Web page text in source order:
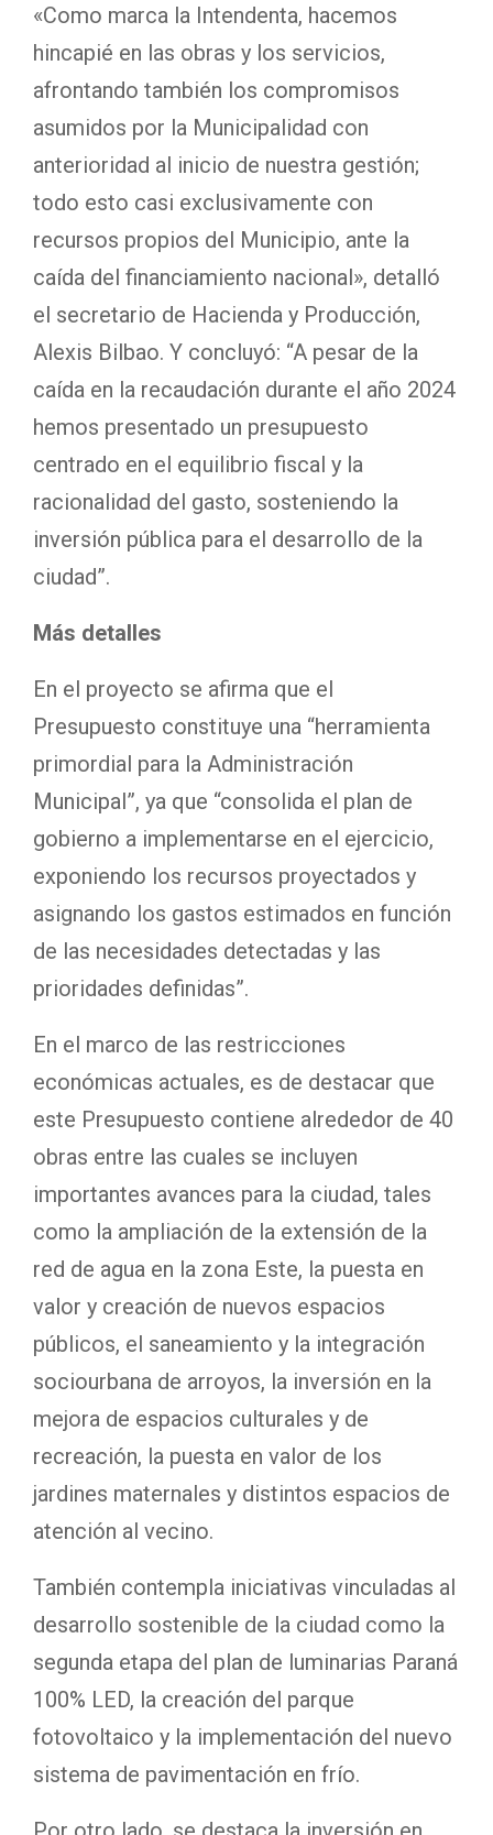
«Como marca la Intendenta, hacemos
hincapié en las obras y los servicios,
afrontando también los compromisos
asumidos por la Municipalidad con
anterioridad al inicio de nuestra gestión;
todo esto casi exclusivamente con
recursos propios del Municipio, ante la
caída del financiamiento nacional», detalló
el secretario de Hacienda y Producción,
Alexis Bilbao. Y concluyó: “A pesar de la
caída en la recaudación durante el año 2024
hemos presentado un presupuesto
centrado en el equilibrio fiscal y la
racionalidad del gasto, sosteniendo la
inversión pública para el desarrollo de la
ciudad”.
Más detalles
En el proyecto se afirma que el
Presupuesto constituye una “herramienta
primordial para la Administración
Municipal”, ya que “consolida el plan de
gobierno a implementarse en el ejercicio,
exponiendo los recursos proyectados y
asignando los gastos estimados en función
de las necesidades detectadas y las
prioridades definidas”.
En el marco de las restricciones
económicas actuales, es de destacar que
este Presupuesto contiene alrededor de 40
obras entre las cuales se incluyen
importantes avances para la ciudad, tales
como la ampliación de la extensión de la
red de agua en la zona Este, la puesta en
valor y creación de nuevos espacios
públicos, el saneamiento y la integración
sociourbana de arroyos, la inversión en la
mejora de espacios culturales y de
recreación, la puesta en valor de los
jardines maternales y distintos espacios de
atención al vecino.
También contempla iniciativas vinculadas al
desarrollo sostenible de la ciudad como la
segunda etapa del plan de luminarias Paraná
100% LED, la creación del parque
fotovoltaico y la implementación del nuevo
sistema de pavimentación en frío.